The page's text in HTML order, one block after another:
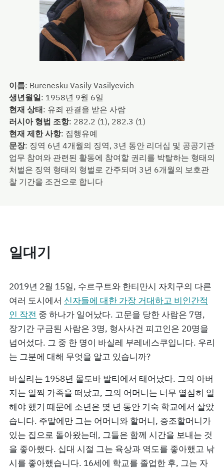
이름: Burenesku Vasily Vasilyevich
생년월일: 1958년 9월 6일
현재 상태: 유죄 판결을 받은 사람
러시아 형법 조항: 282.2 (1), 282.3 (1)
현재 제한 사항: 집행유예
문장: 징역 6년 4개월의 징역, 3년 동안 리더십 및 공공기관
업무 참여와 관련된 활동에 참여할 권리를 박탈하는 형태의
처벌은 징역 형태의 형벌로 간주되며 3년 6개월의 보호관
찰 기간을 조건으로 합니다
일대기
2019년 2월 15일, 수르구트와 한티만시 자치구의 다른
여러 도시에서 신자들에 대한 가장 거대하고 비인간적
인 작전 중 하나가 일어났다. 고문을 당한 사람은 7명,
장기간 구금된 사람은 3명, 형사사건 피고인은 20명을
넘어섰다. 그 중 한 명이 바실레 부레네스쿠입니다. 우리
는 그분에 대해 무엇을 알고 있습니까?
바실리는 1958년 몰도바 발티에서 태어났다. 그의 아버
지는 일찍 가족을 떠났고, 그의 어머니는 너무 열심히 일
해야 했기 때문에 소년은 몇 년 동안 기숙 학교에서 살았
습니다. 주말에만 그는 어머니와 할머니, 증조할머니가
있는 집으로 돌아왔는데, 그들은 함께 시간을 보내는 것
을 좋아했다. 십대 시절 그는 육상과 역도를 좋아했고 낚
시를 좋아했습니다. 16세에 학교를 졸업한 후, 그는 자